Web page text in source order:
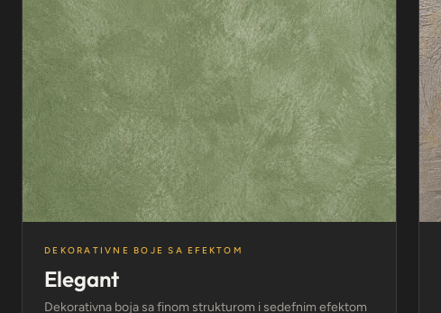
DEKORATIVNE BOJE SA EFEKTOM
Elegant
Dekorativna boja sa finom strukturom i sedefnim efektom